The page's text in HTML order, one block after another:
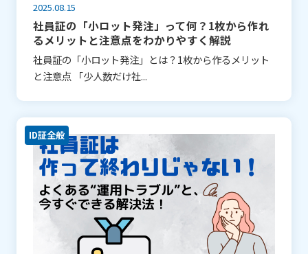
2025.08.15
社員証の「小ロット発注」って何？1枚から作れ
るメリットと注意点をわかりやすく解説
社員証の「小ロット発注」とは？1枚から作るメリット
と注意点 「少人数だけ社...
ID証全般